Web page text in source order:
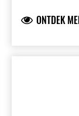
ONTDEK